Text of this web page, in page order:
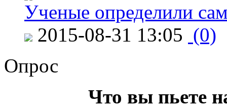
Ученые определили
2015-08-31 13:05 (0)
Опрос
Что вы пьете